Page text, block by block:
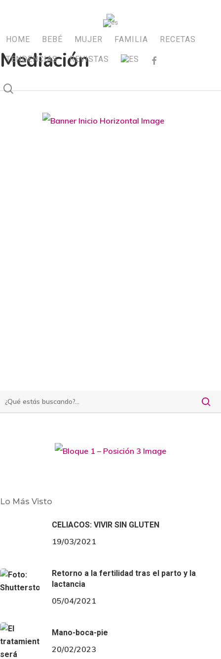
main
content
HOME BEBÉ MUJER FAMILIA RECETAS
TENDENCIAS REVISTAS FACEBOOK
search
Mediación
decisiones cuando hay ruptura
evitando conflictos que puedan alterar al
Lo Más Visto
CELIACOS: VIVIR SIN GLUTEN
19/03/2021
Retorno a la fertilidad tras el parto y la
lactancia
05/04/2021
Mano-boca-pie
20/02/2023